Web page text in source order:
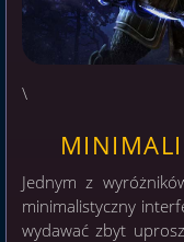
\
Jednym z
minimalistyczny
wydawać zbyt